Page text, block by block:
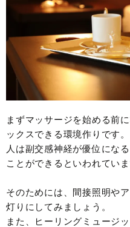
まずマッサージを始める前
ックスできる環境作りです。
人は副交感神経が優位にな
ことができるといわれていま
そのためには、間接照明や
灯りにしてみましょう。
また、ヒーリングミュージ